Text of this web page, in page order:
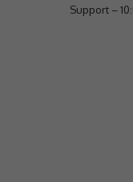
Support –